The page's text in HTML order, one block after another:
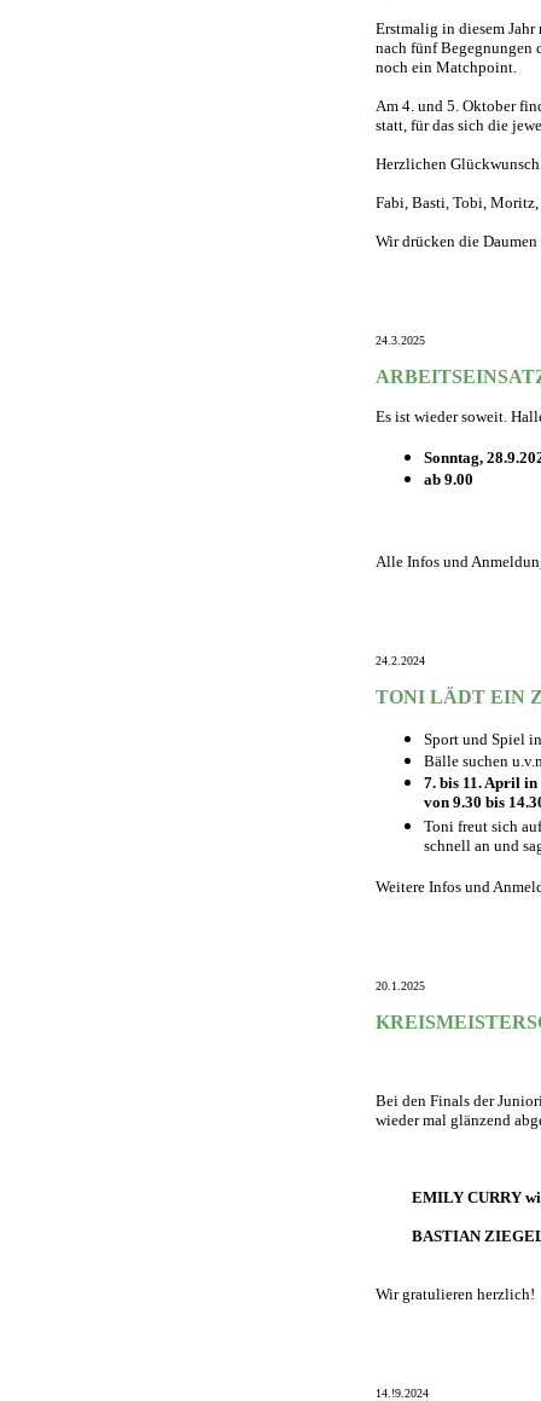
Erstmalig in diesem
nach fünf Begegnungen
noch ein Matchpoint.
Am 4. und 5. Oktober
statt, für das sich die
Herzlichen
Fabi, Basti, Tobi,
Wir drücken die
24.3.2025
Es ist wieder soweit.
Sonntag,
ab 9.00
Alle Infos und
24.2.2024
TONI LÄDT EIN
Sport und Spiel
Bälle suchen
7. bis 11. April
von 9.30 bis
Toni freut sich
schnell an und
Weitere Infos und
20.1.2025
Bei den Finals der
wieder mal glänzend
EMILY CURRY
BASTIAN
Wir gratulieren herzlich!
14.!9.2024